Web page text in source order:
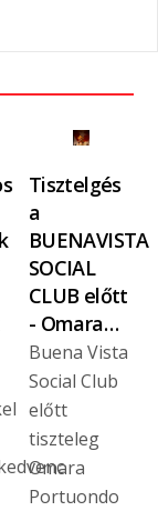
Tisztelgés
a
BUENAVISTA
SOCIAL
CLUB előtt
- Omara…
Buena Vista
Social Club
előtt
tiszteleg
Omara
Portuondo